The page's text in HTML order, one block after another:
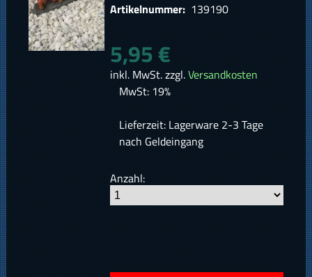
Artikelnummer: 139190
5,95 €
inkl. MwSt. zzgl.Versandkosten
MwSt: 19%
Lieferzeit: Lagerware 2-3 Tage
nach Geldeingang
Anzahl: